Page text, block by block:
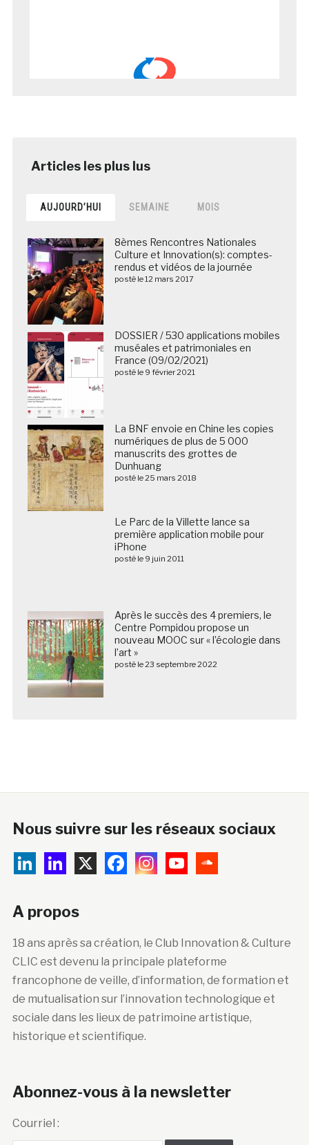
AUJOURD’HUI SEMAINE MOIS
8èmes Rencontres Nationales
Culture et Innovation(s): comptes-
rendus et vidéos de la journée
posté le 12 mars 2017
DOSSIER / 530 applications mobiles
muséales et patrimoniales en
France (09/02/2021)
posté le 9 février 2021
La BNF envoie en Chine les copies
numériques de plus de 5 000
manuscrits des grottes de
Dunhuang
posté le 25 mars 2018
Le Parc de la Villette lance sa première application
mobile pour iPhone
Après le succès des 4 premiers, le
posté le 23 septembre 2022
A propos
CLIC est devenu la principale plateforme
de mutualisation sur l’innovation technologique et
sociale dans les lieux de patrimoine artistique,
historique et scientifique.
Abonnez-vous à la newsletter